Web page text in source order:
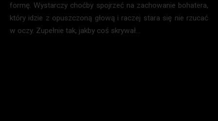
formę. Wystarczy choćby spojrzeć na zachowanie bohatera,
który idzie z opuszczoną głową i raczej stara się nie rzucać
w oczy. Zupełnie tak, jakby coś skrywał…